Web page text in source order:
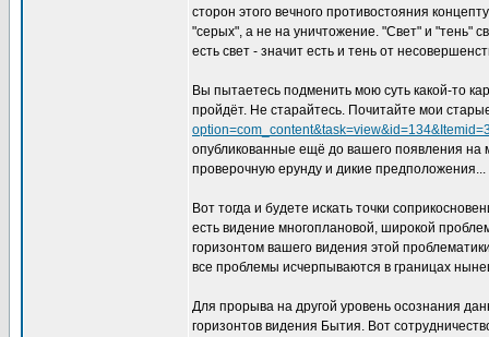
сторон этого вечного противостояния
"серых", а не на уничтожение. "Свет" и "тень"
есть свет - значит есть и тень от
Вы пытаетесь подменить мою суть какой-то
пройдёт. Не старайтесь. Почитайте мои
опубликованные ещё до вашего появления на
проверочную ерунду и дикие предположения...
Вот тогда и будете искать точки
есть видение многоплановой, широкой
горизонтом вашего видения этой
все проблемы исчерпываются в границах
Для прорыва на другой уровень осознания
горизонтов видения Бытия. Вот